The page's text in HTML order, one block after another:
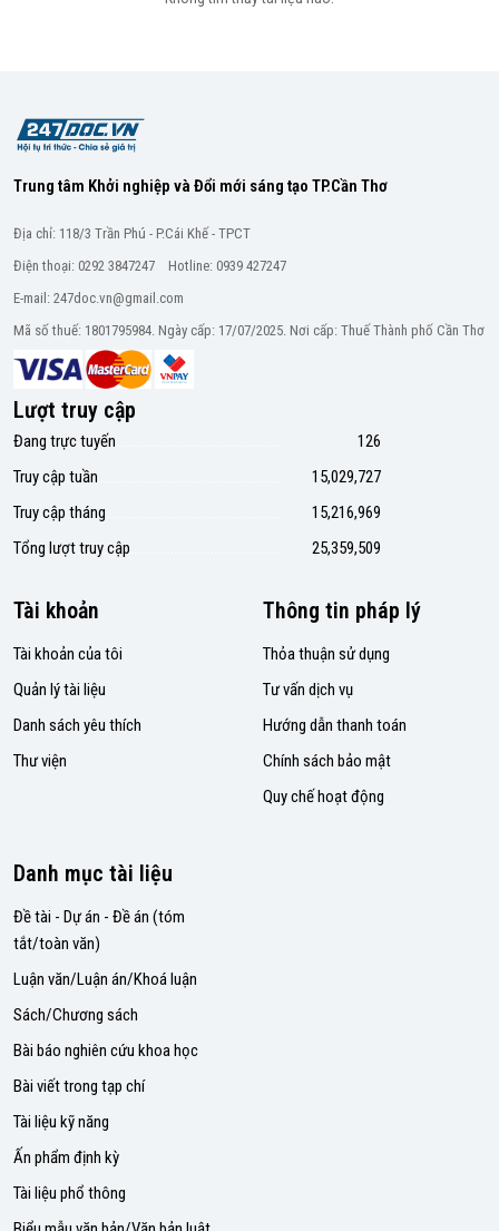
Trung tâm Khởi nghiệp và Đổi mới sáng tạo TP.Cần Thơ
Địa chỉ: 118/3 Trần Phú - P.Cái Khế - TPCT
Điện thoại: 0292 3847247 Hotline: 0939 427247
E-mail: 247doc.vn@gmail.com
Mã số thuế: 1801795984. Ngày cấp: 17/07/2025. Nơi cấp: Thuế Thành phố Cần Thơ
Lượt truy cập
Đang trực tuyến
126
Truy cập tuần
15,029,727
Truy cập tháng
15,216,969
Tổng lượt truy cập
25,359,509
Tài khoản
Tài khoản của tôi
Quản lý tài liệu
Danh sách yêu thích
Thư viện
Thông tin pháp lý
Thỏa thuận sử dụng
Tư vấn dịch vụ
Hướng dẫn thanh toán
Chính sách bảo mật
Quy chế hoạt động
Danh mục tài liệu
Đề tài - Dự án - Đề án (tóm
tắt/toàn văn)
Luận văn/Luận án/Khoá luận
Sách/Chương sách
Bài báo nghiên cứu khoa học
Bài viết trong tạp chí
Tài liệu kỹ năng
Ấn phẩm định kỳ
Tài liệu phổ thông